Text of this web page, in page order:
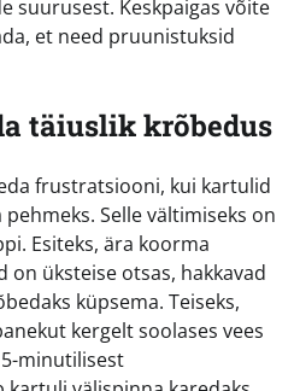
suurusest. Keskpaigas võite
et need pruunistuksid
täiuslik krõbedus
frustratsiooni, kui kartulid
Selle vältimiseks on
Esiteks, ära koorma
üksteise otsas, hakkavad
küpsema. Teiseks,
kergelt soolases vees
minutilisest